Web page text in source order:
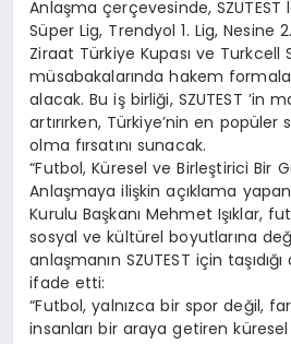
Anlaşma çerçevesinde,
Süper Lig, Trendyol 1. Lig, Nesine
Ziraat Türkiye Kupası ve Turkcell
müsabakalarında hakem
alacak. Bu iş birliği, SZUTEST ’in
artırırken, Türkiye’nin en popüler
olma fırsatını sunacak.
“Futbol, Küresel ve Birleştirici Bir
Anlaşmaya ilişkin açıklama
Kurulu Başkanı Mehmet Işıklar,
sosyal ve kültürel boyutlarına
anlaşmanın SZUTEST için
ifade etti:
“Futbol, yalnızca bir spor değil,
insanları bir araya getiren